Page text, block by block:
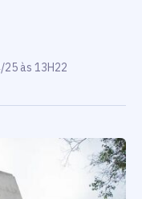
às 13H22